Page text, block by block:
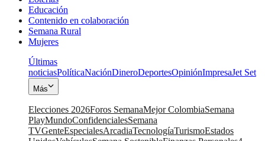
Educación
Contenido en colaboración
Semana Rural
Mujeres
Últimas
noticiasPolíticaNaciónDineroDeportesOpiniónImpresaJet Set
Más
Elecciones 2026Foros SemanaMejor ColombiaSemana
PlayMundoConfidencialesSemana
TVGenteEspecialesArcadiaTecnologíaTurismoEstados